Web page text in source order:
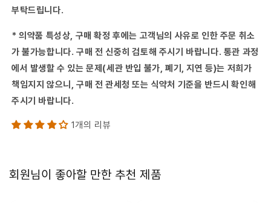
부탁드립니다.
* 의약품 특성상, 구매 확정 후에는 고객님의 사유로 인한 주문 취소
가 불가능합니다. 구매 전 신중히 검토해 주시기 바랍니다. 통관 과정
에서 발생할 수 있는 문제(세관 반입 불가, 폐기, 지연 등)는 저희가
책임지지 않으니, 구매 전 관세청 또는 식약처 기준을 반드시 확인해
주시기 바랍니다.
1개의 리뷰
회원님이 좋아할 만한 추천 제품